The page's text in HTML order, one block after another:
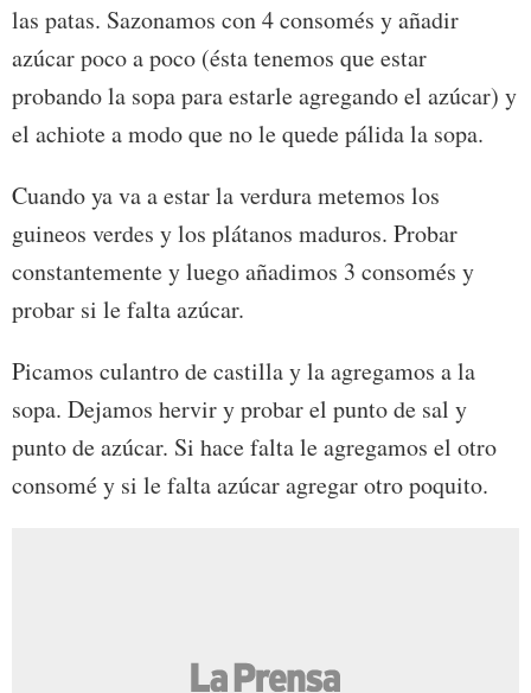
las patas. Sazonamos con 4 consomés y añadir
azúcar poco a poco (ésta tenemos que estar
probando la sopa para estarle agregando el azúcar) y
el achiote a modo que no le quede pálida la sopa.
Cuando ya va a estar la verdura metemos los
guineos verdes y los plátanos maduros. Probar
constantemente y luego añadimos 3 consomés y
probar si le falta azúcar.
Picamos culantro de castilla y la agregamos a la
sopa. Dejamos hervir y probar el punto de sal y
punto de azúcar. Si hace falta le agregamos el otro
consomé y si le falta azúcar agregar otro poquito.